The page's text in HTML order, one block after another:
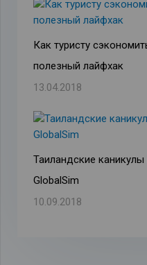
Как туристу
полезный лайфхак
13.04.2018
Таиландские
GlobalSim
10.09.2018